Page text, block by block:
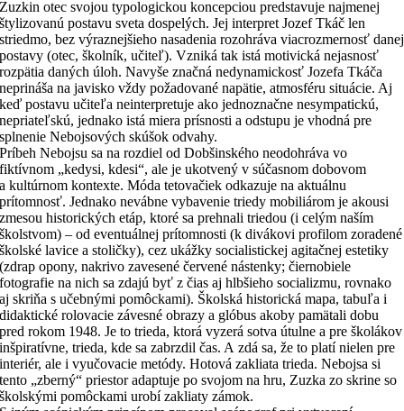
Zuzkin otec svojou typologickou koncepciou predstavuje najmenej
štylizovanú postavu sveta dospelých. Jej interpret Jozef Tkáč len
striedmo, bez výraznejšieho nasadenia rozohráva viacrozmernosť danej
postavy (otec, školník, učiteľ). Vzniká tak istá motivická nejasnosť
rozpätia daných úloh. Navyše značná nedynamickosť Jozefa Tkáča
neprináša na javisko vždy požadované napätie, atmosféru situácie. Aj
keď postavu učiteľa neinterpretuje ako jednoznačne nesympatickú,
nepriateľskú, jednako istá miera prísnosti a odstupu je vhodná pre
splnenie Nebojsových skúšok odvahy.
Príbeh Nebojsu sa na rozdiel od Dobšinského neodohráva vo
fiktívnom „kedysi, kdesi“, ale je ukotvený v súčasnom dobovom
a kultúrnom kontexte. Móda tetovačiek odkazuje na aktuálnu
prítomnosť. Jednako nevábne vybavenie triedy mobiliárom je akousi
zmesou historických etáp, ktoré sa prehnali triedou (i celým naším
školstvom) – od eventuálnej prítomnosti (k divákovi profilom zoradené
školské lavice a stoličky), cez ukážky socialistickej agitačnej estetiky
(zdrap opony, nakrivo zavesené červené nástenky; čiernobiele
fotografie na nich sa zdajú byť z čias aj hlbšieho socializmu, rovnako
aj skriňa s učebnými pomôckami). Školská historická mapa, tabuľa i
didaktické rolovacie závesné obrazy a glóbus akoby pamätali dobu
pred rokom 1948. Je to trieda, ktorá vyzerá sotva útulne a pre školákov
inšpiratívne, trieda, kde sa zabrzdil čas. A zdá sa, že to platí nielen pre
interiér, ale i vyučovacie metódy. Hotová zakliata trieda. Nebojsa si
tento „zberný“ priestor adaptuje po svojom na hru, Zuzka zo skrine so
školskými pomôckami urobí zakliaty zámok.